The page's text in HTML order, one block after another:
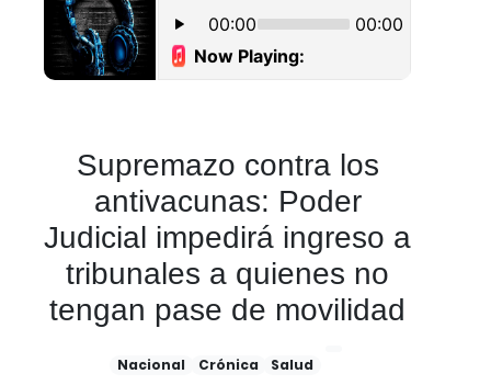
Supremazo contra los
antivacunas: Poder
Judicial impedirá ingreso a
tribunales a quienes no
tengan pase de movilidad
Nacional Crónica Salud